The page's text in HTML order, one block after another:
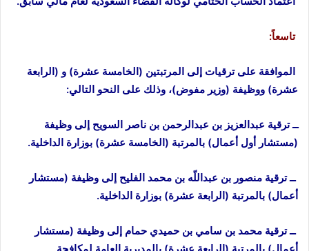
تاسعاً:
الموافقة على ترقيات إلى المرتبتين (الخامسة عشرة) و (الرابعة
عشرة) ووظيفة (وزير مفوض)، وذلك على النحو التالي:
ــ ترقية عبدالعزيز بن عبدالرحمن بن ناصر السويح إلى وظيفة
(مستشار أول أعمال) بالمرتبة (الخامسة عشرة) بوزارة الداخلية.
ــ ترقية منصور بن عبداللّه بن محمد الفليح إلى وظيفة (مستشار
أعمال) بالمرتبة (الرابعة عشرة) بوزارة الداخلية.
ــ ترقية محمد بن سامي بن حميدي حمام إلى وظيفة (مستشار